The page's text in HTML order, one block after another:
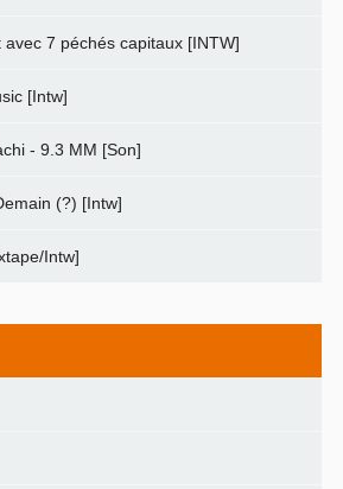
7 péchés capitaux [INTW]
[Intw]
- 9.3 MM [Son]
(?) [Intw]
Intw]